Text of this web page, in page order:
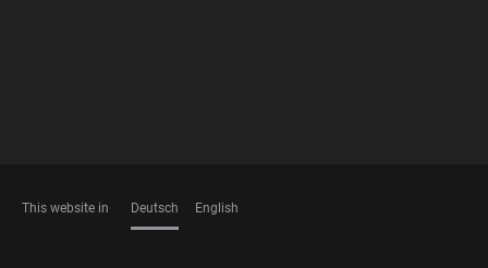
This website in Deutsch English